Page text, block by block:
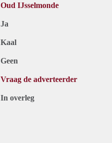
Oud IJsselmonde
Ja
Kaal
Geen
Vraag de adverteerder
In overleg